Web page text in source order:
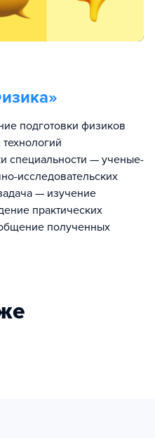
»
подготовки физиков
специальности — ученые-
исследовательских
— изучение
практических
полученных